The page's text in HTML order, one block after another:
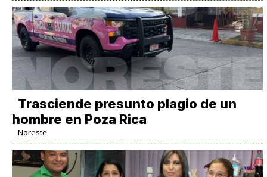
Trasciende presunto plagio de un
hombre en Poza Rica
Noreste